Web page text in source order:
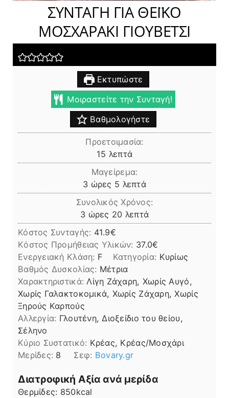
ΣΥΝΤΑΓΗ ΓΙΑ ΘΕΪΚΟ
ΜΟΣΧΑΡΑΚΙ ΓΙΟΥΒΕΤΣΙ
Εκτυπώστε
Μοιραστείτε την Συνταγή!
Βαθμολογήστε
Προετοιμασία:
15 λεπτά
λεπτά
Μαγείρεμα:
3ώρες
ώρες 5 λεπτά
λεπτά
Συνολικός Χρόνος:
3ώρες
ώρες 20 λεπτά
λεπτά
Κόστος Συνταγής: 41.9€
Kόστος Προμήθειας Υλικών: 37.0
Ενεργειακή Κλάση: F Κατηγορία: Κυρίως
Βαθμός Δυσκολίας: Μέτρια
Χαρακτηριστικά: Λίγη Ζάχαρη, Χωρίς Αυγό,
Χωρίς Γαλακτοκομικά, Χωρίς Ζάχαρη, Χωρίς
Ξηρούς Καρπούς
Αλλεργία: Γλουτένη, Διοξείδιο του θείου,
Σέληνο
Kύριο Συστατικό: Κρέας, Κρέας/Μοσχάρι
Μερίδες: 8 Σεφ: Βovary.gr
Διατροφική Αξία ανά μερίδα
Θερμίδες: 850kcal